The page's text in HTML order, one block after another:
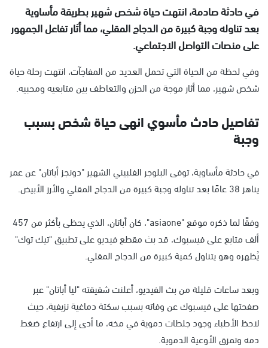
في حادثة صادمة، انتهت حياة شخص شهير بطريقة مأساوية
بعد تناوله وجبة كبيرة من الدجاج المقلي، مما أثار تفاعل الجمهور
على منصات التواصل الاجتماعي.
وفي لحظة من الحياة التي تحمل العديد من المفاجآت، انتهت رحلة حياة
شخص شهير، مما أثار موجة من الحزن والتعاطف بين متابعيه ومحبيه.
تفاصيل حادث مأسوي انهى حياة شخص بسبب
وجبة
في حادثة مأساوية، توفى البلوجر الفلبيني الشهير "دونجز أباتان" عن عمر
يناهز 38 عامًا بعد تناوله وجبة كبيرة من الدجاج المقلي والأرز الأبيض.
وفقًا لما ذكره موقع "asiaone"، كان أباتان، الذي يحظى بأكثر من 457
ألف متابع على فيسبوك، قد بث مقطع فيديو على تطبيق "تيك توك"
يُظهره وهو يتناول كمية كبيرة من الدجاج المقلي.
وبعد ساعات قليلة من بث الفيديو، أعلنت شقيقته "ليا أباتان" عبر
صفحتها على فيسبوك عن وفاته بسبب سكتة دماغية نزيفية، حيث
لاحظ الأطباء وجود جلطات دموية في مخه، ما أدى إلى ارتفاع ضغط
دمه وتمزق الأوعية الدموية.